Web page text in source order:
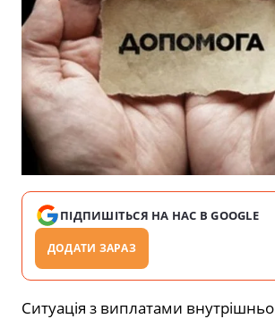
ПІДПИШІТЬСЯ НА НАС В GOOGLE
ДОДАТИ ЗАРАЗ
Ситуація з виплатами внутрішньо